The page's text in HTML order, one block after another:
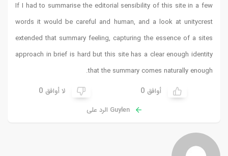
If I had to summarise the editorial sensibility of this site in a few
words it would be careful and human, and a look at unitycrest
extended that summary feeling, capturing the essence of a sites
approach in brief is hard but this site has a clear enough identity
that the summary comes naturally enough.
أوافق 0 لا أوافق 0
Guylen الرد على